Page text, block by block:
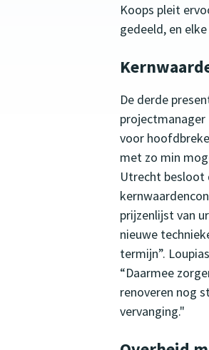
Koops pleit
gedeeld, en
De derde
projectmanager
voor
met zo min
Utrecht besloot
prijzenlijst van
nieuwe
termijn”.
“Daarmee
renoveren nog
vervanging."